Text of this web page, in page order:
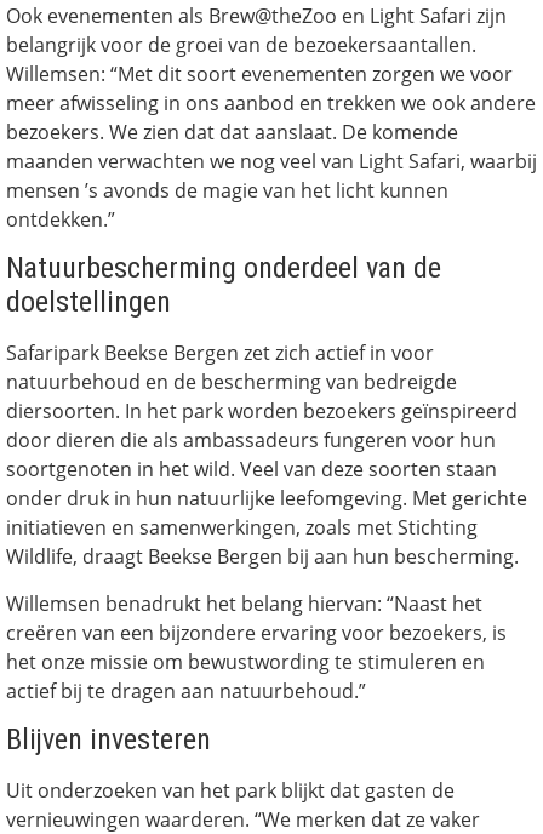
Ook evenementen als Brew@theZoo en Light Safari zijn
belangrijk voor de groei van de bezoekersaantallen.
Willemsen: “Met dit soort evenementen zorgen we voor
meer afwisseling in ons aanbod en trekken we ook andere
bezoekers. We zien dat dat aanslaat. De komende
maanden verwachten we nog veel van Light Safari, waarbij
mensen ’s avonds de magie van het licht kunnen
ontdekken.”
Natuurbescherming onderdeel van de
doelstellingen
Safaripark Beekse Bergen zet zich actief in voor
natuurbehoud en de bescherming van bedreigde
diersoorten. In het park worden bezoekers geïnspireerd
door dieren die als ambassadeurs fungeren voor hun
soortgenoten in het wild. Veel van deze soorten staan
onder druk in hun natuurlijke leefomgeving. Met gerichte
initiatieven en samenwerkingen, zoals met Stichting
Wildlife, draagt Beekse Bergen bij aan hun bescherming.
Willemsen benadrukt het belang hiervan: “Naast het
creëren van een bijzondere ervaring voor bezoekers, is
het onze missie om bewustwording te stimuleren en
actief bij te dragen aan natuurbehoud.”
Blijven investeren
Uit onderzoeken van het park blijkt dat gasten de
vernieuwingen waarderen. “We merken dat ze vaker